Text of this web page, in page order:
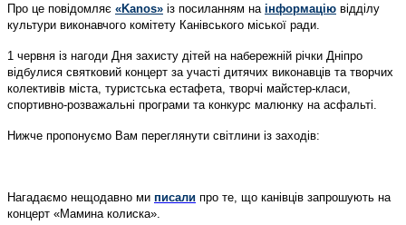
Про це повідомляє «Kanos» із посиланням на інформацію відділу
культури виконавчого комітету Канівського міської ради.
1 червня із нагоди Дня захисту дітей на набережній річки Дніпро
відбулися святковий концерт за участі дитячих виконавців та творчих
колективів міста, туристська естафета, творчі майстер-класи,
спортивно-розважальні програми та конкурс малюнку на асфальті.
Нижче пропонуємо Вам переглянути світлини із заходів:
Нагадаємо нещодавно ми писали про те, що канівців запрошують на
концерт «Мамина колиска».